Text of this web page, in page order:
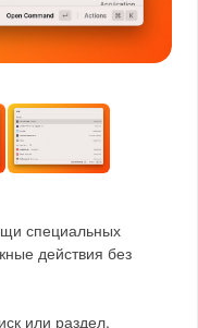
специальных
действия без
или раздел,